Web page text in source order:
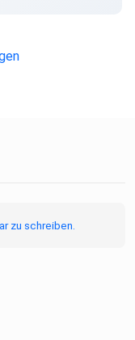
zu schreiben.